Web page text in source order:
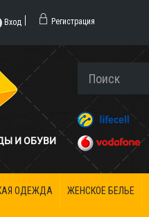
Вход Регистрация
И ОБУВИ
ОДЕЖДА ЖЕНСКОЕ БЕЛЬЕ